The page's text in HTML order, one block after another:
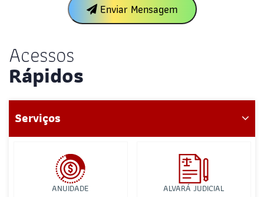
Enviar Mensagem
Acessos
Rápidos
Serviços
ANUIDADE ALVARÁ JUDICIAL